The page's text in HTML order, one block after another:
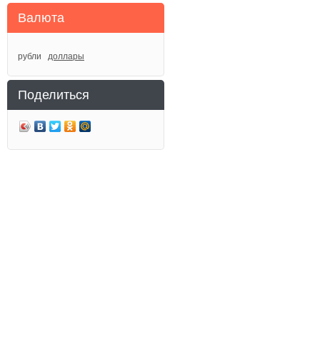
Валюта
рубли доллары
Поделиться